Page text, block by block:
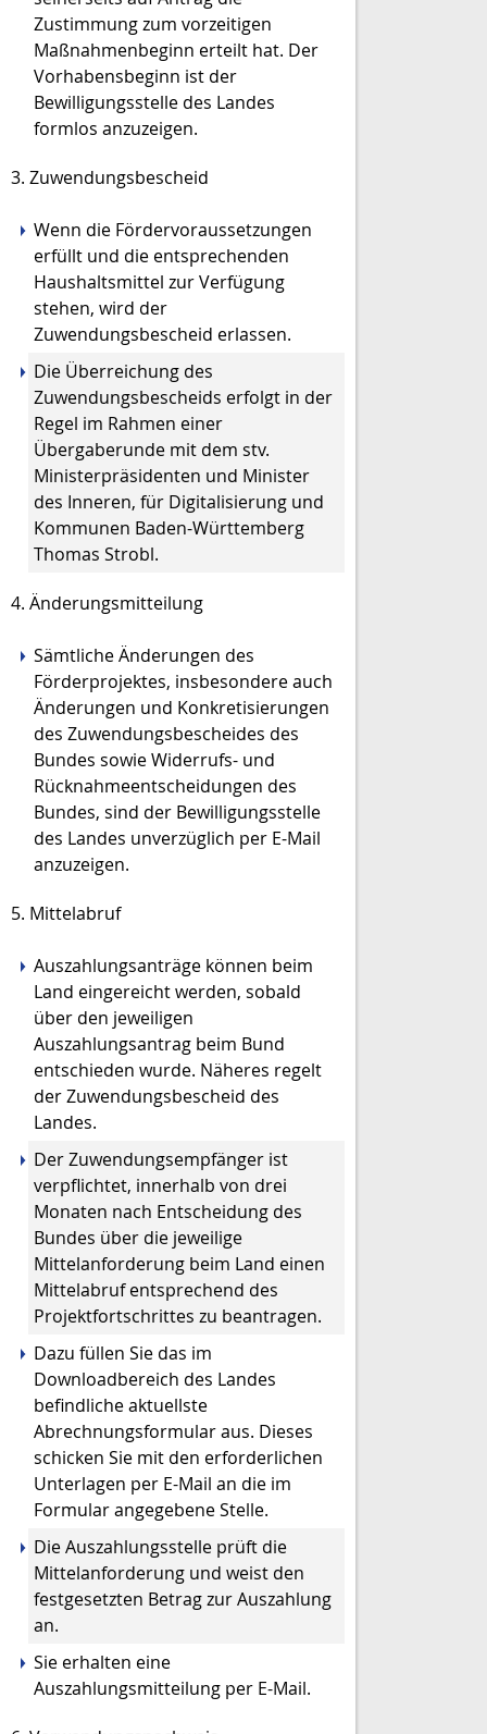
Zustimmung zum vorzeitigen
Maßnahmenbeginn erteilt hat. Der
Vorhabensbeginn ist der
Bewilligungsstelle des Landes
formlos anzuzeigen.
3. Zuwendungsbescheid
Wenn die Fördervoraussetzungen
erfüllt und die entsprechenden
Haushaltsmittel zur Verfügung
stehen, wird der
Zuwendungsbescheid erlassen.
Die Überreichung des
Zuwendungsbescheids erfolgt in der
Regel im Rahmen einer
Übergaberunde mit dem stv.
Ministerpräsidenten und Minister
des Inneren, für Digitalisierung und
Kommunen Baden-Württemberg
Thomas Strobl.
4. Änderungsmitteilung
Sämtliche Änderungen des
Förderprojektes, insbesondere auch
Änderungen und Konkretisierungen
des Zuwendungsbescheides des
Bundes sowie Widerrufs- und
Rücknahmeentscheidungen des
Bundes, sind der Bewilligungsstelle
des Landes unverzüglich per E-Mail
anzuzeigen.
5. Mittelabruf
Auszahlungsanträge können beim
Land eingereicht werden, sobald
über den jeweiligen
Auszahlungsantrag beim Bund
entschieden wurde. Näheres regelt
der Zuwendungsbescheid des
Landes.
Der Zuwendungsempfänger ist
verpflichtet, innerhalb von drei
Monaten nach Entscheidung des
Bundes über die jeweilige
Mittelanforderung beim Land einen
Mittelabruf entsprechend des
Projektfortschrittes zu beantragen.
Dazu füllen Sie das im
Downloadbereich des Landes
befindliche aktuellste
Abrechnungsformular aus. Dieses
schicken Sie mit den erforderlichen
Unterlagen per E-Mail an die im
Formular angegebene Stelle.
Die Auszahlungsstelle prüft die
Mittelanforderung und weist den
festgesetzten Betrag zur Auszahlung
an.
Sie erhalten eine
Auszahlungsmitteilung per E-Mail.